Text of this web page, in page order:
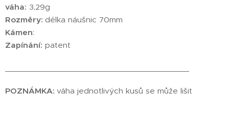
váha: 3,29g
Rozměry: délka náušnic 70mm
Kámen:
Zapínání: patent
POZNÁMKA: váha jednotlivých kusů se může lišit